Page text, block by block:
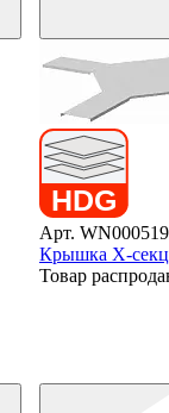
Арт.
Крышка X-
Товар